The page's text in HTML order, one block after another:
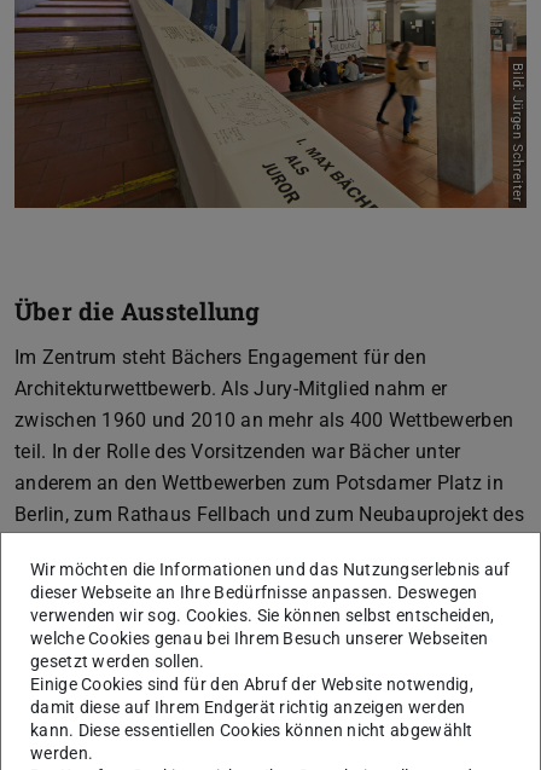
Bild: Jürgen Schreiter
Zurück Vor
Über die Ausstellung
Im Zentrum steht Bächers Engagement für den
Architekturwettbewerb. Als Jury-Mitglied nahm er
zwischen 1960 und 2010 an mehr als 400 Wettbewerben
teil. In der Rolle des Vorsitzenden war Bächer unter
anderem an den Wettbewerben zum Potsdamer Platz in
Berlin, zum Rathaus Fellbach und zum Neubauprojekt des
durch die deutsche Einheit nicht realisiert wurde. Diese
drei Projekte werden mit Archivmaterialien vorgestellt und
zeigen exemplarisch seine unterschiedlichen
Herangehensweisen: Einerseits der vehemente Einsatz für
ein demokratisches, reibungslos ablaufendes
Wettbewerbsverfahren beim Potsdamer Platz,
Wir möchten die Informationen und das Nutzungserlebnis auf
dieser Webseite an Ihre Bedürfnisse anpassen. Deswegen
verwenden wir sog. Cookies. Sie können selbst entscheiden,
welche Cookies genau bei Ihrem Besuch unserer Webseiten
gesetzt werden sollen.
Einige Cookies sind für den Abruf der Website notwendig,
damit diese auf Ihrem Endgerät richtig anzeigen werden
kann. Diese essentiellen Cookies können nicht abgewählt
werden.